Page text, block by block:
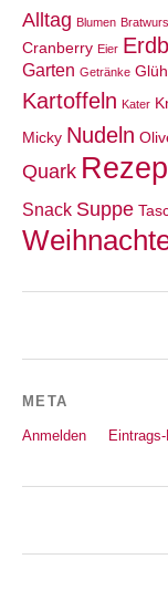
Alltag Blumen
Cranberry Eier
Garten Getränke
Kartoffeln Kater
Micky Nudeln
Quark
Snack Suppe
META
Anmelden